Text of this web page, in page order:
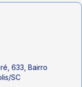
633, Bairro
SC